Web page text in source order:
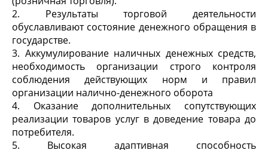
2. Результаты торговой деятельности
обуславливают состояние денежного обращения в
государстве.
3. Аккумулирование наличных денежных средств,
необходимость организации строго контроля
соблюдения действующих норм и правил
организации налично-денежного оборота
4. Оказание дополнительных сопутствующих
реализации товаров услуг в доведение товара до
потребителя.
5. Высокая адаптивная способность